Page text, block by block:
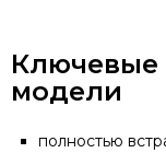
Ключевые
модели
полностью